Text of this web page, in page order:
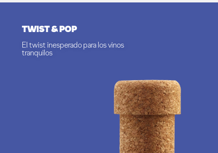
TWIST & POP
El twist inesperado para los vinos
tranquilos